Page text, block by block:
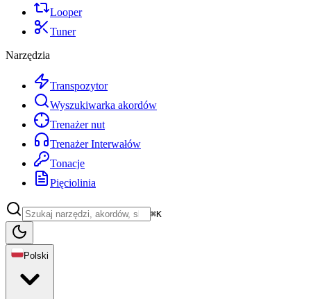
Looper
Tuner
Narzędzia
Transpozytor
Wyszukiwarka akordów
Trenażer nut
Trenażer Interwałów
Tonacje
Pięciolinia
⌘K
Polski